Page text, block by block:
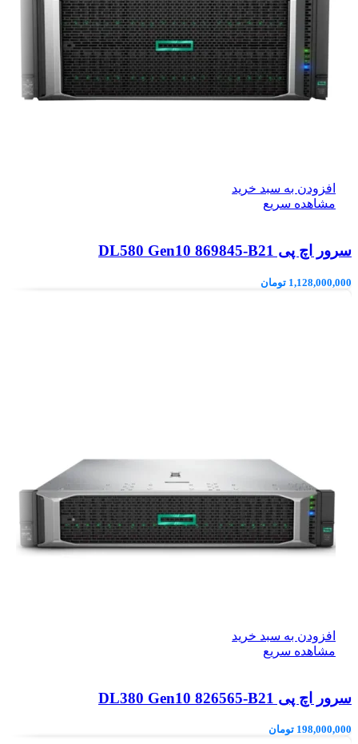
افزودن به سبد خرید
مشاهده سریع
سرور اچ پی DL580 Gen10 869845-B21
1,128,000,000 تومان
افزودن به سبد خرید
مشاهده سریع
سرور اچ پی DL380 Gen10 826565-B21
198,000,000 تومان